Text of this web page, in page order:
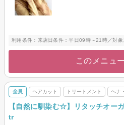
利用条件：来店日条件：平日09時～21時／対象
このメニュ
全員 ヘアカット トリートメント ヘナ
【自然に馴染む☆】リタッチオー
tr